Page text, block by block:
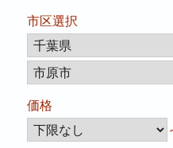
市区選択
価格